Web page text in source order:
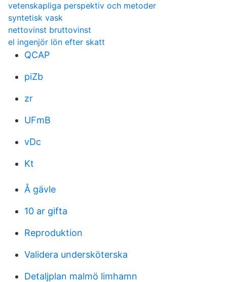
vetenskapliga perspektiv och metoder
syntetisk vask
nettovinst bruttovinst
el ingenjör lön efter skatt
QCAP
piZb
zr
UFmB
vDc
Kt
Å gävle
10 ar gifta
Reproduktion
Validera undersköterska
Detaljplan malmö limhamn